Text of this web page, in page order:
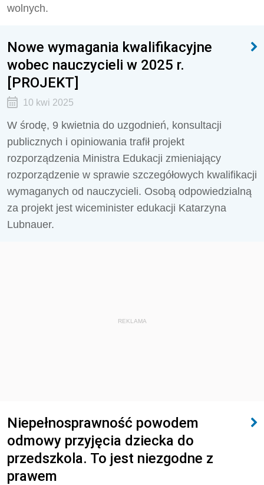
wolnych.
Nowe wymagania kwalifikacyjne
wobec nauczycieli w 2025 r.
[PROJEKT]
10 kwi 2025
W środę, 9 kwietnia do uzgodnień, konsultacji
publicznych i opiniowania trafił projekt
rozporządzenia Ministra Edukacji zmieniający
rozporządzenie w sprawie szczegółowych kwalifikacji
wymaganych od nauczycieli. Osobą odpowiedzialną
za projekt jest wiceminister edukacji Katarzyna
Lubnauer.
REKLAMA
Niepełnosprawność powodem
odmowy przyjęcia dziecka do
przedszkola. To jest niezgodne z
prawem